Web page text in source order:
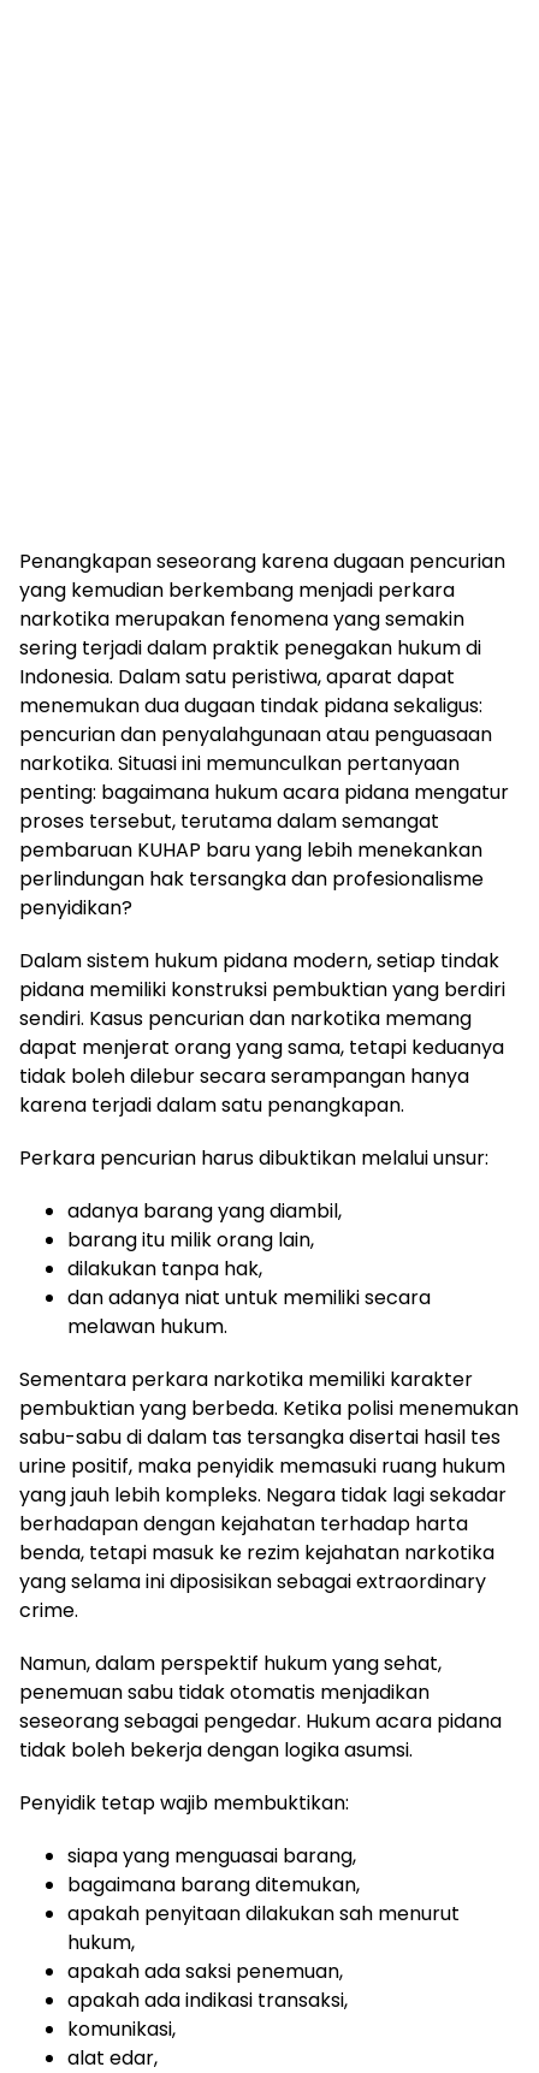
Penangkapan seseorang karena dugaan pencurian
yang kemudian berkembang menjadi perkara
narkotika merupakan fenomena yang semakin
sering terjadi dalam praktik penegakan hukum di
Indonesia. Dalam satu peristiwa, aparat dapat
menemukan dua dugaan tindak pidana sekaligus:
pencurian dan penyalahgunaan atau penguasaan
narkotika. Situasi ini memunculkan pertanyaan
penting: bagaimana hukum acara pidana mengatur
proses tersebut, terutama dalam semangat
pembaruan KUHAP baru yang lebih menekankan
perlindungan hak tersangka dan profesionalisme
penyidikan?
Dalam sistem hukum pidana modern, setiap tindak
pidana memiliki konstruksi pembuktian yang berdiri
sendiri. Kasus pencurian dan narkotika memang
dapat menjerat orang yang sama, tetapi keduanya
tidak boleh dilebur secara serampangan hanya
karena terjadi dalam satu penangkapan.
Perkara pencurian harus dibuktikan melalui unsur:
adanya barang yang diambil,
barang itu milik orang lain,
dilakukan tanpa hak,
dan adanya niat untuk memiliki secara
melawan hukum.
Sementara perkara narkotika memiliki karakter
pembuktian yang berbeda. Ketika polisi menemukan
sabu-sabu di dalam tas tersangka disertai hasil tes
urine positif, maka penyidik memasuki ruang hukum
yang jauh lebih kompleks. Negara tidak lagi sekadar
berhadapan dengan kejahatan terhadap harta
benda, tetapi masuk ke rezim kejahatan narkotika
yang selama ini diposisikan sebagai extraordinary
crime.
Namun, dalam perspektif hukum yang sehat,
penemuan sabu tidak otomatis menjadikan
seseorang sebagai pengedar. Hukum acara pidana
tidak boleh bekerja dengan logika asumsi.
Penyidik tetap wajib membuktikan:
siapa yang menguasai barang,
bagaimana barang ditemukan,
apakah penyitaan dilakukan sah menurut
hukum,
apakah ada saksi penemuan,
apakah ada indikasi transaksi,
komunikasi,
alat edar,